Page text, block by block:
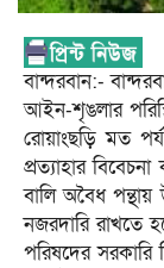
বান্দরবান:-
আইন-শৃঙলার
রোয়াংছড়ি মত
প্রত্যাহার
বালি অবৈধ
নজরদারি রাখতে
পরিষদের সরকারি